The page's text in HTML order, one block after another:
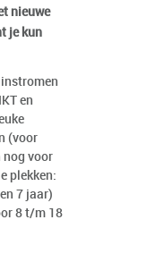
nieuwe
je kun
en
(voor
nog voor
plekken:
7 jaar)
8 t/m 18